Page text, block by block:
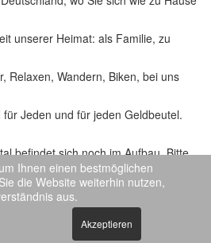
unserer Heimat: als Familie, zu
Relaxen, Wandern, Biken, bei uns
Jeden und für jeden Geldbeutel.
befindet sich noch im Aufbau. Bitte
dass Sie an wenigen Stellen noch
Beschreibungstext vorfinden.
Ihnen einen bestmöglichen
die Website weiterhin nutzen,
aus.
Akzeptieren